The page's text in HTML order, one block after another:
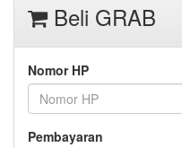
Beli GRAB
Nomor HP
Pembayaran